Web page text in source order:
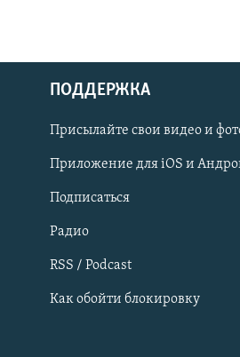
Українською
Qırımtatar
ПРИСОЕДИНЯЙТЕСЬ!
ПОДДЕРЖКА
Присылайте свои видео и
Приложение для iOS и
Подписаться
Радио
RSS / Podcast
Как обойти блокировку